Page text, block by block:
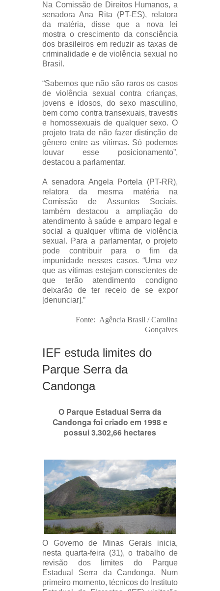
Na Comissão de Direitos Humanos, a
senadora Ana Rita (PT-ES), relatora
da matéria, disse que a nova lei
mostra o crescimento da consciência
dos brasileiros em reduzir as taxas de
criminalidade e de violência sexual no
Brasil.
“Sabemos que não são raros os casos
de violência sexual contra crianças,
jovens e idosos, do sexo masculino,
bem como contra transexuais, travestis
e homossexuais de qualquer sexo. O
projeto trata de não fazer distinção de
gênero entre as vítimas. Só podemos
louvar esse posicionamento”,
destacou a parlamentar.
A senadora Angela Portela (PT-RR),
relatora da mesma matéria na
Comissão de Assuntos Sociais,
também destacou a ampliação do
atendimento à saúde e amparo legal e
social a qualquer vítima de violência
sexual. Para a parlamentar, o projeto
pode contribuir para o fim da
impunidade nesses casos. “Uma vez
que as vítimas estejam conscientes de
que terão atendimento condigno
deixarão de ter receio de se expor
[denunciar].”
Fonte: Agência Brasil / Carolina
Gonçalves
IEF estuda limites do
Parque Serra da
Candonga
O Parque Estadual Serra da
Candonga foi criado em 1998 e
possui 3.302,66 hectares
O Governo de Minas Gerais inicia,
nesta quarta-feira (31), o trabalho de
revisão dos limites do Parque
Estadual Serra da Candonga. Num
primeiro momento, técnicos do Instituto